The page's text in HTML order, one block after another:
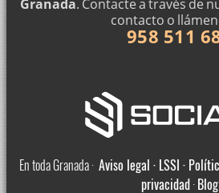
Granada. Contacte a través de
contacto o
958 511
En toda Granada ·Aviso legal · LSSI ·
privacidad·Blog